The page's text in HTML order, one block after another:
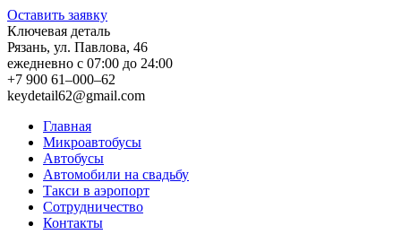
Оставить заявку
Ключевая деталь
Рязань, ул. Павлова, 46
ежедневно с 07:00 до 24:00
+7 900 61–000–62
keydetail62@gmail.com
Главная
Микроавтобусы
Автобусы
Автомобили на свадьбу
Такси в аэропорт
Сотрудничество
Контакты